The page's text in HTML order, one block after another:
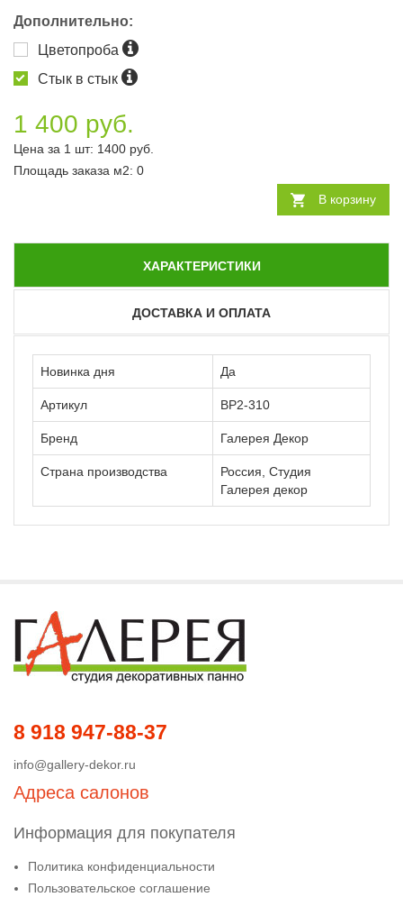
Дополнительно:
Цветопроба
Стык в стык
1 400 руб.
Цена за 1 шт: 1400 руб.
Площадь заказа м2: 0
В корзину
ХАРАКТЕРИСТИКИ
ДОСТАВКА И ОПЛАТА
Новинка дня Да
Артикул ВР2-310
Бренд Галерея Декор
Страна производства
Россия, Студия
Галерея декор
8 918 947-88-37
info@gallery-dekor.ru
Адреса салонов
Информация для покупателя
Политика конфиденциальности
Пользовательское соглашение